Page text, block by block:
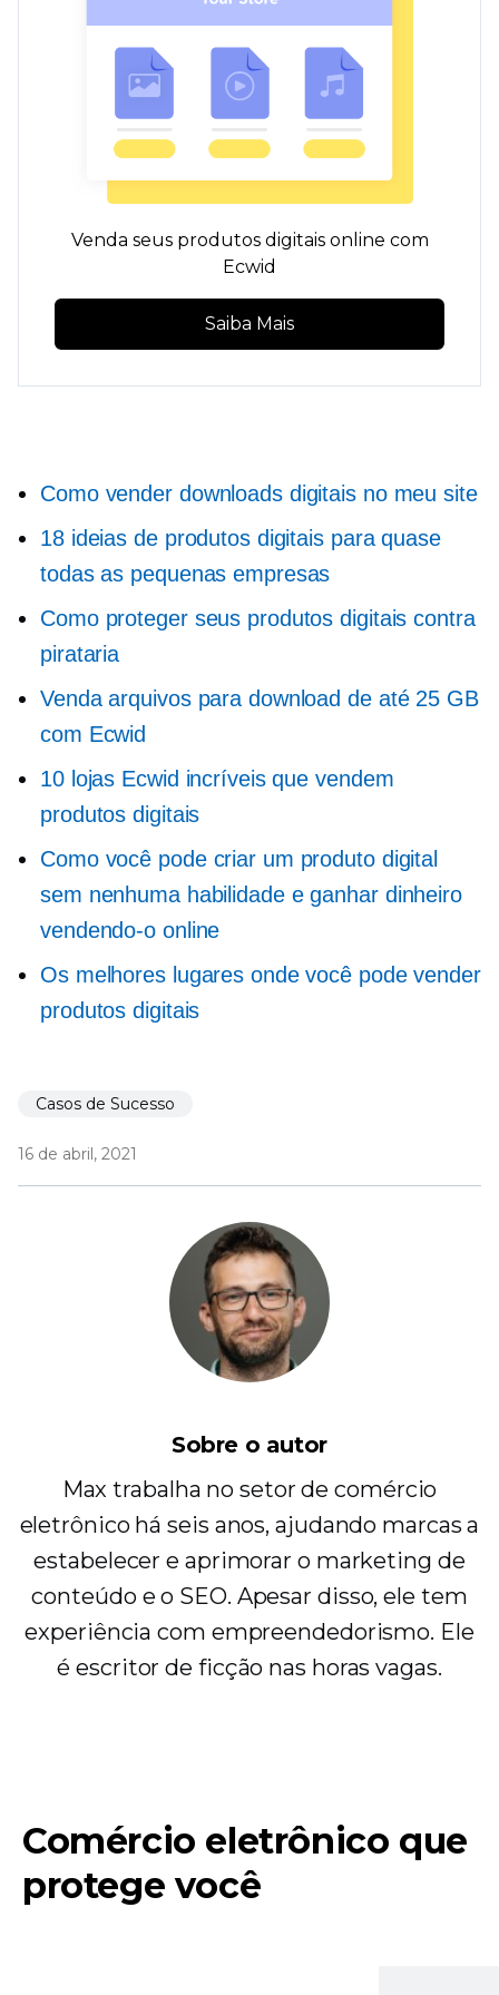
Venda seus produtos digitais online com
Ecwid
Saiba Mais
Como vender downloads digitais no meu site
18 ideias de produtos digitais para quase
todas as pequenas empresas
Como proteger seus produtos digitais contra
pirataria
Venda arquivos para download de até 25 GB
com Ecwid
10 lojas Ecwid incríveis que vendem
produtos digitais
Como você pode criar um produto digital
sem nenhuma habilidade e ganhar dinheiro
vendendo-o online
Os melhores lugares onde você pode vender
produtos digitais
Casos de Sucesso
16 de abril, 2021
Sobre o autor
Max trabalha no setor de comércio
eletrônico há seis anos, ajudando marcas a
estabelecer e aprimorar o marketing de
conteúdo e o SEO. Apesar disso, ele tem
experiência com empreendedorismo. Ele
é escritor de ficção nas horas vagas.
Comércio eletrônico que
protege você